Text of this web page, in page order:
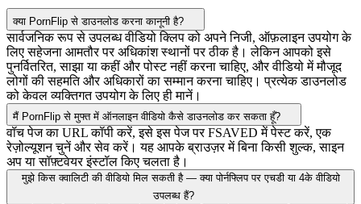
क्या PornFlip से डाउनलोड करना कानूनी है?
सार्वजनिक रूप से उपलब्ध वीडियो क्लिप को अपने निजी, ऑफ़लाइन उपयोग के
लिए सहेजना आमतौर पर अधिकांश स्थानों पर ठीक है। लेकिन आपको इसे
पुनर्वितरित, साझा या कहीं और पोस्ट नहीं करना चाहिए, और वीडियो में मौजूद
लोगों की सहमति और अधिकारों का सम्मान करना चाहिए। प्रत्येक डाउनलोड
को केवल व्यक्तिगत उपयोग के लिए ही मानें।
मैं PornFlip से मुफ्त में ऑनलाइन वीडियो कैसे डाउनलोड कर सकता हूँ?
वॉच पेज का URL कॉपी करें, इसे इस पेज पर FSAVED में पेस्ट करें, एक
रेज़ोल्यूशन चुनें और सेव करें। यह आपके ब्राउज़र में बिना किसी शुल्क, साइन
अप या सॉफ़्टवेयर इंस्टॉल किए चलता है।
मुझे किस क्वालिटी की वीडियो मिल सकती है — क्या पोर्नफ्लिप पर एचडी या 4के वीडियो
उपलब्ध हैं?